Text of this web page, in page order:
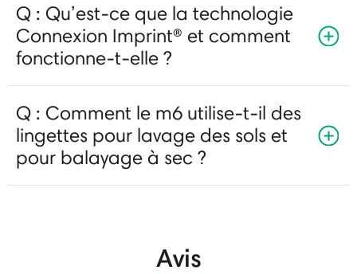
Q : Qu’est-ce que la technologie
Connexion Imprint® et comment
fonctionne-t-elle ?
Q : Comment le m6 utilise-t-il des
lingettes pour lavage des sols et
pour balayage à sec ?
Avis